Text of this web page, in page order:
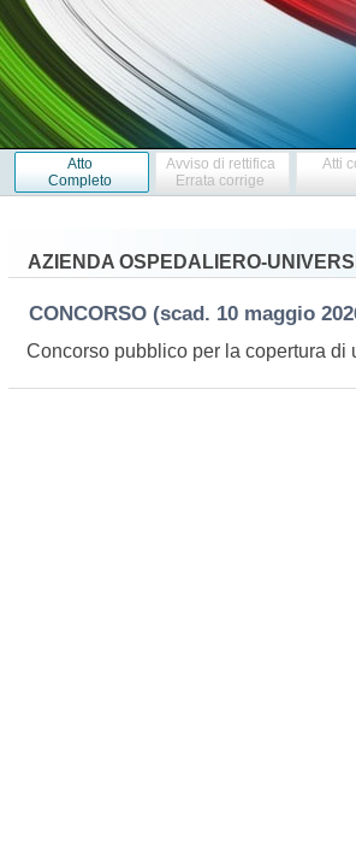
Atto
Completo
Avviso di rettifica
Errata corrige
Atti
AZIENDA OSPEDALIERO-
CONCORSO (scad. 10 maggio
Concorso pubblico per la copertura